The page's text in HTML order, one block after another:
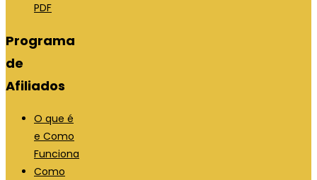
PDF
Programa
de
Afiliados
O que é
e Como
Funciona
Como